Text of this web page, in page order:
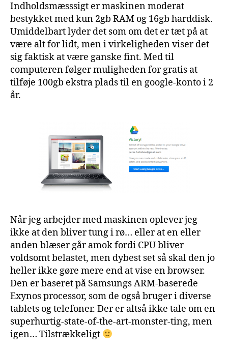
Indholdsmæsssigt er maskinen moderat
bestykket med kun 2gb RAM og 16gb harddisk.
Umiddelbart lyder det som om det er tæt på at
være alt for lidt, men i virkeligheden viser det
sig faktisk at være ganske fint. Med til
computeren følger muligheden for gratis at
tilføje 100gb ekstra plads til en google-konto i 2
år.
Når jeg arbejder med maskinen oplever jeg
ikke at den bliver tung i rø… eller at en eller
anden blæser går amok fordi CPU bliver
voldsomt belastet, men dybest set så skal den jo
heller ikke gøre mere end at vise en browser.
Den er baseret på Samsungs ARM-baserede
Exynos processor, som de også bruger i diverse
tablets og telefoner. Der er altså ikke tale om en
superhurtig-state-of-the-art-monster-ting, men
igen… Tilstrækkeligt